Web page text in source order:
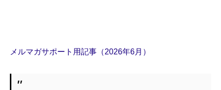
メルマガサポート用記事（2026年6月）